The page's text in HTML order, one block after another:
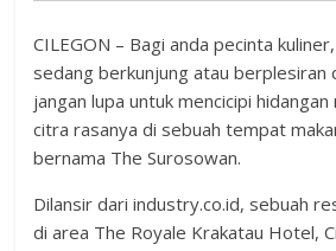
CILEGON – Bagi anda pecinta
sedang berkunjung atau berplesiran
jangan lupa untuk mencicipi
citra rasanya di sebuah tempat
bernama The Surosowan.
Dilansir dari industry.co.id, sebuah
di area The Royale Krakatau Hotel,